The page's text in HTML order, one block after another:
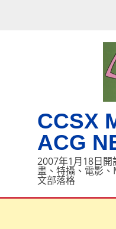
CCSX
ACG
2007年1月18日開
畫、特攝、電影
文部落格